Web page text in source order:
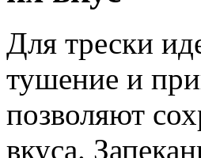
Для трески
тушение и
позволяют
вкуса.